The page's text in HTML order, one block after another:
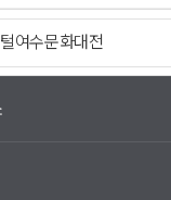
여수문화대전